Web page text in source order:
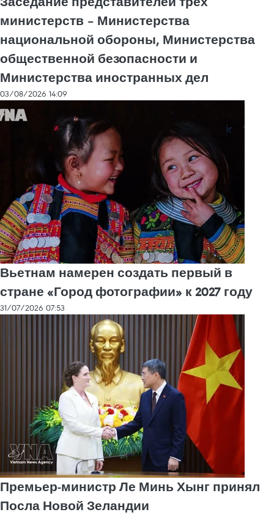
министерств – Министерства
национальной обороны, Министерства
общественной безопасности и
Министерства иностранных дел
03/08/2026 14:09
Вьетнам намерен создать первый в
стране «Город фотографии» к 2027 году
31/07/2026 07:53
Премьер-министр Ле Минь Хынг принял
Посла Новой Зеландии